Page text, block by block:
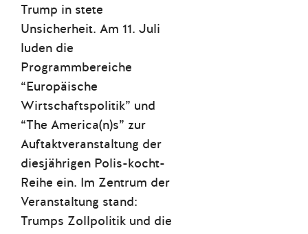
Trump in stete
Unsicherheit. Am 11. Juli
luden die
Programmbereiche
“Europäische
Wirtschaftspolitik” und
“The America(n)s” zur
Auftaktveranstaltung der
diesjährigen Polis-kocht-
Reihe ein. Im Zentrum der
Veranstaltung stand:
Trumps Zollpolitik und die